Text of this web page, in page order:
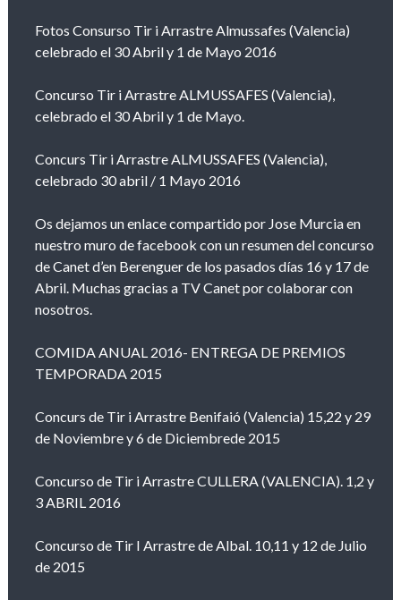
Fotos Consurso Tir i Arrastre Almussafes (Valencia)
celebrado el 30 Abril y 1 de Mayo 2016
Concurso Tir i Arrastre ALMUSSAFES (Valencia),
celebrado el 30 Abril y 1 de Mayo.
Concurs Tir i Arrastre ALMUSSAFES (Valencia),
celebrado 30 abril / 1 Mayo 2016
Os dejamos un enlace compartido por Jose Murcia en
nuestro muro de facebook con un resumen del concurso
de Canet d’en Berenguer de los pasados días 16 y 17 de
Abril. Muchas gracias a TV Canet por colaborar con
nosotros.
COMIDA ANUAL 2016- ENTREGA DE PREMIOS
TEMPORADA 2015
Concurs de Tir i Arrastre Benifaió (Valencia) 15,22 y 29
de Noviembre y 6 de Diciembrede 2015
Concurso de Tir i Arrastre CULLERA (VALENCIA). 1,2 y
3 ABRIL 2016
Concurso de Tir I Arrastre de Albal. 10,11 y 12 de Julio
de 2015